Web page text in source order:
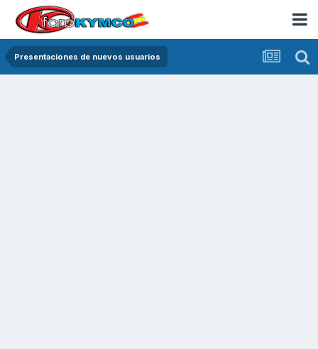
Presentaciones de nuevos usuarios